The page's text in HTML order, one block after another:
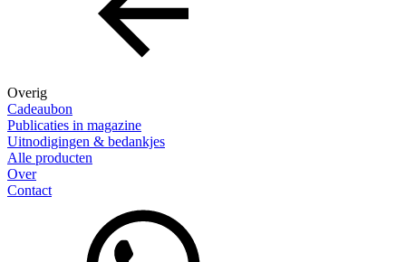
Overig
Cadeaubon
Publicaties in magazine
Uitnodigingen & bedankjes
Alle producten
Over
Contact